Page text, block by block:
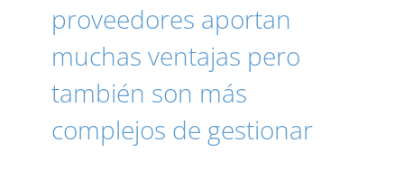
proveedores aportan
muchas ventajas pero
también son más
complejos de gestionar